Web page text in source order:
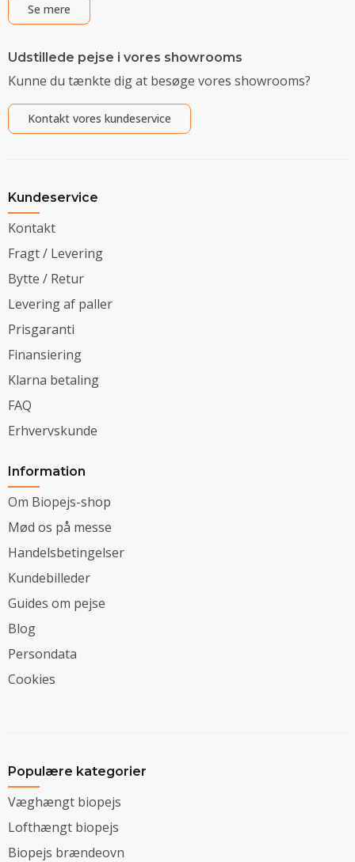
Se mere
Udstillede pejse i vores showrooms
Kunne du tænkte dig at besøge vores showrooms?
Kontakt vores kundeservice
Kundeservice
Kontakt
Fragt / Levering
Bytte / Retur
Levering af paller
Prisgaranti
Finansiering
Klarna betaling
FAQ
Erhvervskunde
Information
Om Biopejs-shop
Mød os på messe
Handelsbetingelser
Kundebilleder
Guides om pejse
Blog
Persondata
Cookies
Populære kategorier
Væghængt biopejs
Lofthængt biopejs
Biopejs brændeovn